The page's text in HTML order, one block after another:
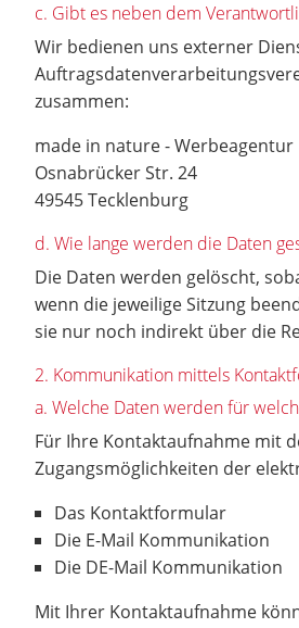
c. Gibt es neben dem
Wir bedienen uns externer
zusammen:
made in nature - Werbeagentur
Osnabrücker Str. 24
49545 Tecklenburg
d. Wie lange werden die Daten
Die Daten werden gelöscht,
wenn die jeweilige Sitzung
sie nur noch indirekt über die
2. Kommunikation mittels
a. Welche Daten werden für
Für Ihre Kontaktaufnahme mit
Zugangsmöglichkeiten der
Das Kontaktformular
Die E-Mail Kommunikation
Die DE-Mail Kommunikation
Mit Ihrer Kontaktaufnahme